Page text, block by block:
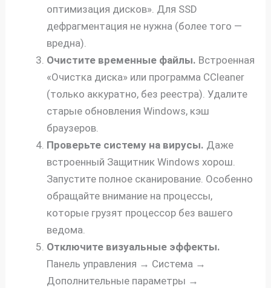
оптимизация дисков». Для SSD
дефрагментация не нужна (более того —
вредна).
Очистите временные файлы. Встроенная
«Очистка диска» или программа CCleaner
(только аккуратно, без реестра). Удалите
старые обновления Windows, кэш
браузеров.
Проверьте систему на вирусы. Даже
встроенный Защитник Windows хорош.
Запустите полное сканирование. Особенно
обращайте внимание на процессы,
которые грузят процессор без вашего
ведома.
Отключите визуальные эффекты.
Панель управления → Система →
Дополнительные параметры →